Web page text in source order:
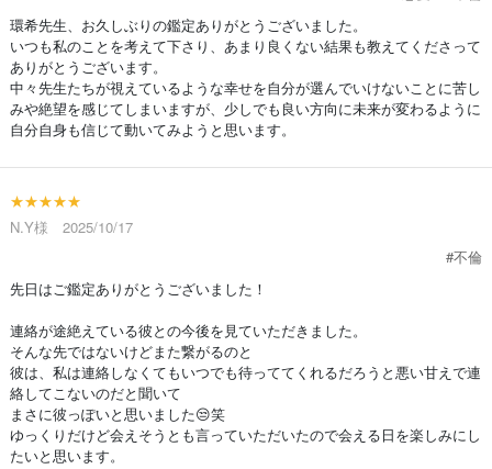
環希先生、お久しぶりの鑑定ありがとうございました。
いつも私のことを考えて下さり、あまり良くない結果も教えてくださって
ありがとうございます。
中々先生たちが視えているような幸せを自分が選んでいけないことに苦し
みや絶望を感じてしまいますが、少しでも良い方向に未来が変わるように
自分自身も信じて動いてみようと思います。
★★★★★
N.Y様 2025/10/17
#不倫
先日はご鑑定ありがとうございました！
連絡が途絶えている彼との今後を見ていただきました。
そんな先ではないけどまた繋がるのと
彼は、私は連絡しなくてもいつでも待っててくれるだろうと悪い甘えで連
絡してこないのだと聞いて
まさに彼っぽいと思いました😒笑
ゆっくりだけど会えそうとも言っていただいたので会える日を楽しみにし
たいと思います。